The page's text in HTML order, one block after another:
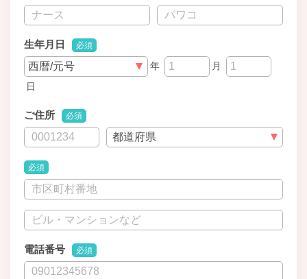
生年月日 必須
年
月
日
ご住所 必須
必須
電話番号 必須